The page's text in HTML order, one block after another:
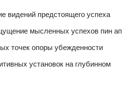
видений предстоящего успеха
мысленных успехов пин ап
точек опоры убежденности
установок на глубинном